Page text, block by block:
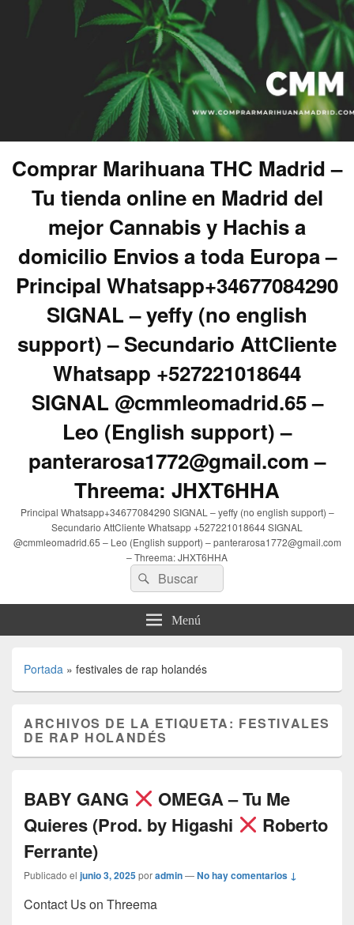
Comprar Marihuana THC Madrid –
Tu tienda online en Madrid del
mejor Cannabis y Hachis a
domicilio Envios a toda Europa –
Principal Whatsapp+34677084290
SIGNAL – yeffy (no english
support) – Secundario AttCliente
Whatsapp +527221018644
SIGNAL @cmmleomadrid.65 –
Leo (English support) –
panterarosa1772@gmail.com –
Threema: JHXT6HHA
Principal Whatsapp+34677084290 SIGNAL – yeffy (no english support) –
Secundario AttCliente Whatsapp +527221018644 SIGNAL
@cmmleomadrid.65 – Leo (English support) – panterarosa1772@gmail.com
– Threema: JHXT6HHA
Buscar
por:
Buscar
Menú
Portada » festivales de rap holandés
ARCHIVOS DE LA ETIQUETA: FESTIVALES
DE RAP HOLANDÉS
BABY GANG
OMEGA – Tu Me
Quieres (Prod. by Higashi
Roberto
Ferrante)
Publicado el junio 3, 2025poradmin—No hay comentarios ↓
Contact Us on Threema